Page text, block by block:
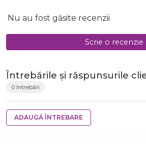
Nu au fost găsite recenzii
Scrie o recenzie
Întrebările și răspunsurile
0 întrebări
ADAUGĂ ÎNTREBARE